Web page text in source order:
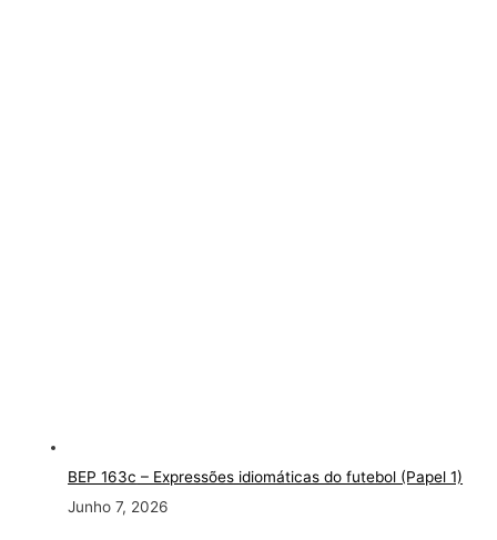
BEP 163c – Expressões idiomáticas do futebol (Papel 1)
Junho 7, 2026